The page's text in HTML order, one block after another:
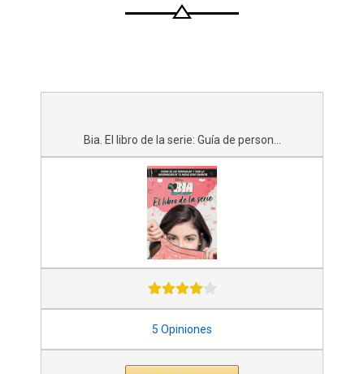
Bia. El libro de la serie: Guía de person...
5 Opiniones